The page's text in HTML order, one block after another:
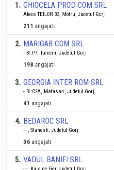
1. GHIOCELA PROD COM SRL
Aleea TEILOR 33, Motru, Judetul Gorj
211 angajati
2. MARIGAB COM SRL
- Bl:P7, Turceni, Judetul Gorj
198 angajati
3. GEORGIA INTER ROM SRL
- Bl:C2A, Matasari, Judetul Gorj
41 angajati
4. BEDAROC SRL
- -, Stanesti, Judetul Gorj
36 angajati
5. VADUL BANIEI SRL